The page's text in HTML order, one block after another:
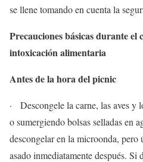
se llene tomando en cuenta la
Precauciones básicas durante
intoxicación alimentaria
Antes de la hora del picnic
· Descongele la carne, las aves y
o sumergiendo bolsas selladas en
descongelar en la microonda, pero
asado inmediatamente después. Si